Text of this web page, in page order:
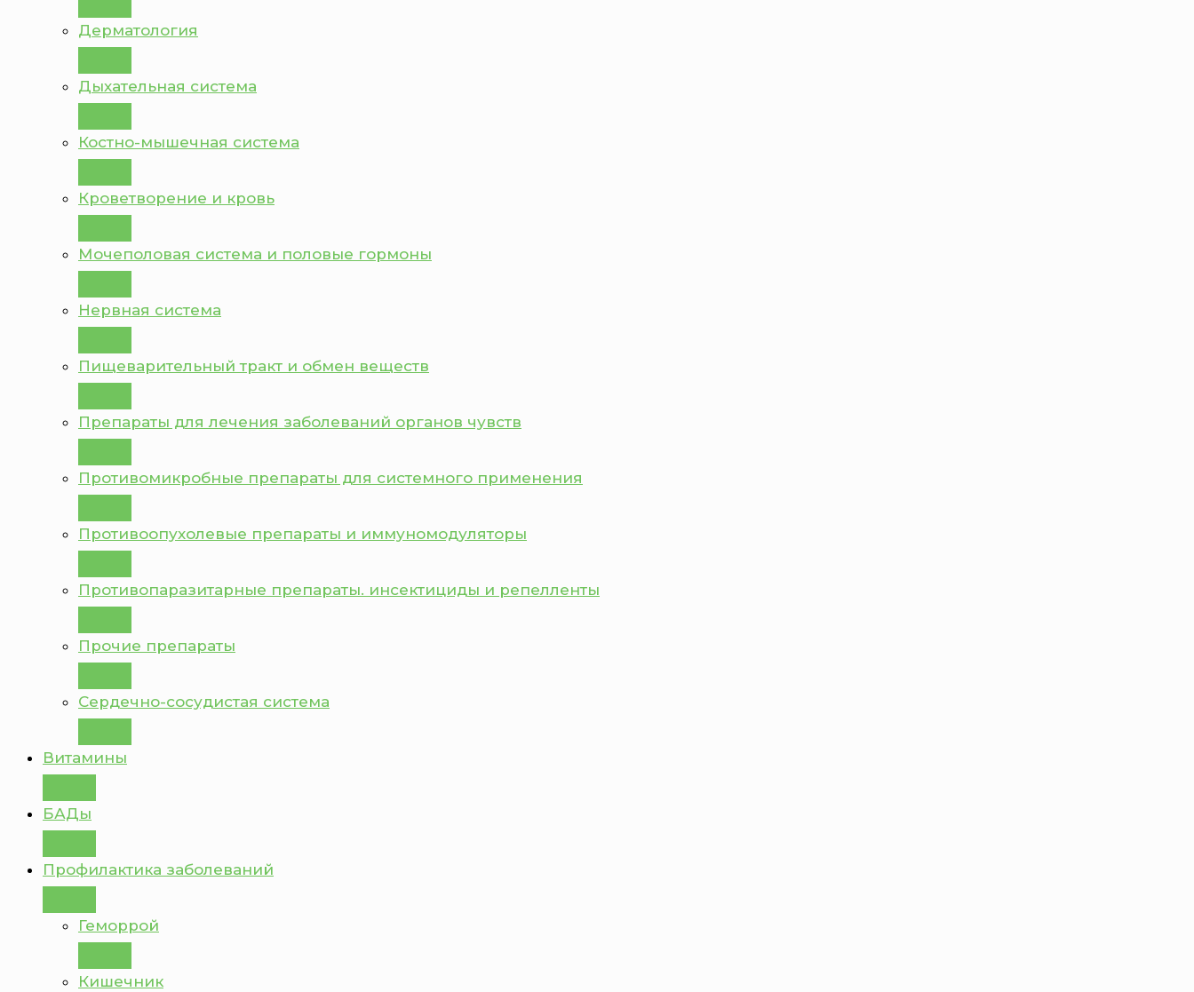
Дерматология
Дыхательная система
Костно-мышечная система
Кроветворение и кровь
Мочеполовая система и половые гормоны
Нервная система
Пищеварительный тракт и обмен веществ
Препараты для лечения заболеваний органов чувств
Противомикробные препараты для системного применения
Противоопухолевые препараты и иммуномодуляторы
Противопаразитарные препараты. инсектициды и репелленты
Прочие препараты
Сердечно-сосудистая система
Витамины
БАДы
Профилактика заболеваний
Геморрой
Кишечник